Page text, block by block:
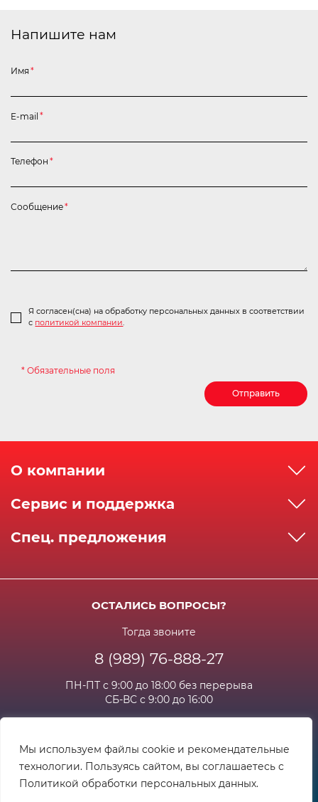
Мы используем файлы cookie и рекомендательные
технологии. Пользуясь сайтом, вы соглашаетесь с
Политикой обработки персональных данных.
Напишите нам
Имя *
E-mail *
Я согласен(сна) на обработку персональных данных в соответствии
с политикой компании.
Телефон *
Сообщение*
* Обязательные поля
Отправить
О компании
Сервисный центр
Сервис и поддержка
Возрат и гарантия
Спец. предложения
Часто задаваемые вопросы
ОСТАЛИСЬ ВОПРОСЫ?
Тогда звоните
8 (989) 76-888-27
ПН-ПТ с 9:00 до 18:00 без перерыва
СБ-ВС с 9:00 до 16:00
© 1998-2026 Торговая компания "Мастер". Все права защищены.
Разработка и развитие сайта